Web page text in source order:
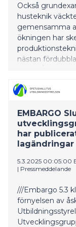
Också
husteknik
gemensamma
ökningen har
nästan
ökningen av
regionens
har brist på
EMBARGO
har
5.3.2025 00:05:00
| Pressmeddelande
///Embargo 5.3
förnyelsen av